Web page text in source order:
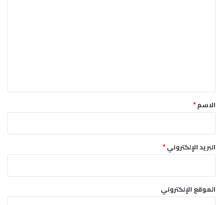
*الاسم*
البريد الإلكتروني*
الموقع الإلكتروني